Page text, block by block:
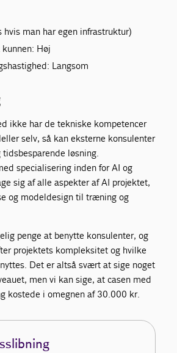
hvis man har egen infrastruktur)
Høj
Langsom
ikke har de tekniske kompetencer
selv, så kan eksterne konsulenter
løsning.
specialisering inden for AI og
sig af alle aspekter af AI projektet,
og modeldesign til træning og
penge at benytte konsulenter, og
projektets kompleksitet og hvilke
Det er altså svært at sige noget
men vi kan sige, at casen med
kostede i omegnen af 30.000 kr.